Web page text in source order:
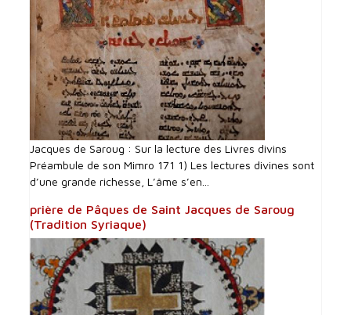
Jacques de Saroug : Sur la lecture des Livres divins
Préambule de son Mimro 171 1) Les lectures divines sont
d’une grande richesse, L’âme s’en...
prière de Pâques de Saint Jacques de Saroug
(Tradition Syriaque)